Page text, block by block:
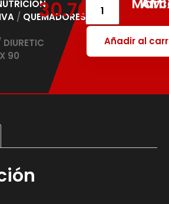
/ QUEMADORES
DIURETIC
90
30.70 €
Añadir al